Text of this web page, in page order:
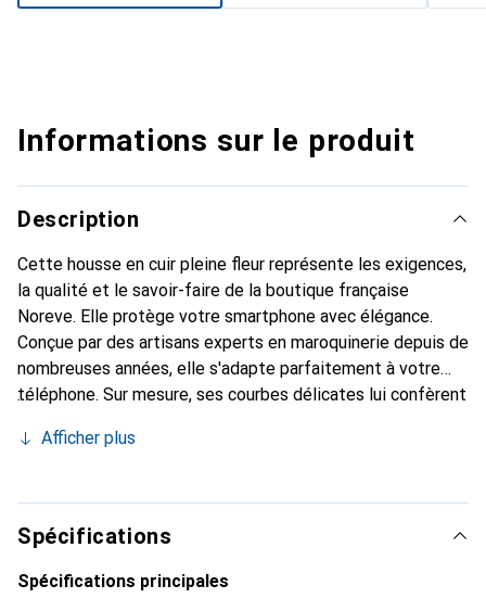
Informations sur le produit
Description
Cette housse en cuir pleine fleur représente les exigences,
la qualité et le savoir-faire de la boutique française
Noreve. Elle protège votre smartphone avec élégance.
Conçue par des artisans experts en maroquinerie depuis de
nombreuses années, elle s'adapte parfaitement à votre
téléphone. Sur mesure, ses courbes délicates lui confèrent
et indispensable de votre smartphone. Reconnaître
marque Noreve est un choix sûr pour une clientèle
exigeante.
Afficher plus
Spécifications
Spécifications principales